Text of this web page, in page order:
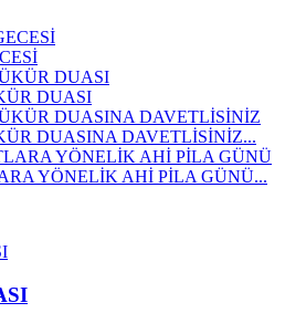
DUASI
DUASINA DAVETLİSİNİZ...
YÖNELİK AHİ PİLA GÜNÜ...